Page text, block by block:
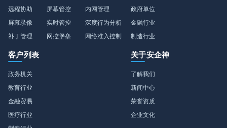
远程协助
屏幕录像
补丁管理
屏幕管控
实时管控
网控堡垒
内网管理
深度行为分析
网络准入控制
政府单位
金融行业
制造行业
客户列表
政务机关
教育行业
金融贸易
医疗行业
关于安企神
了解我们
新闻中心
荣誉资质
企业文化